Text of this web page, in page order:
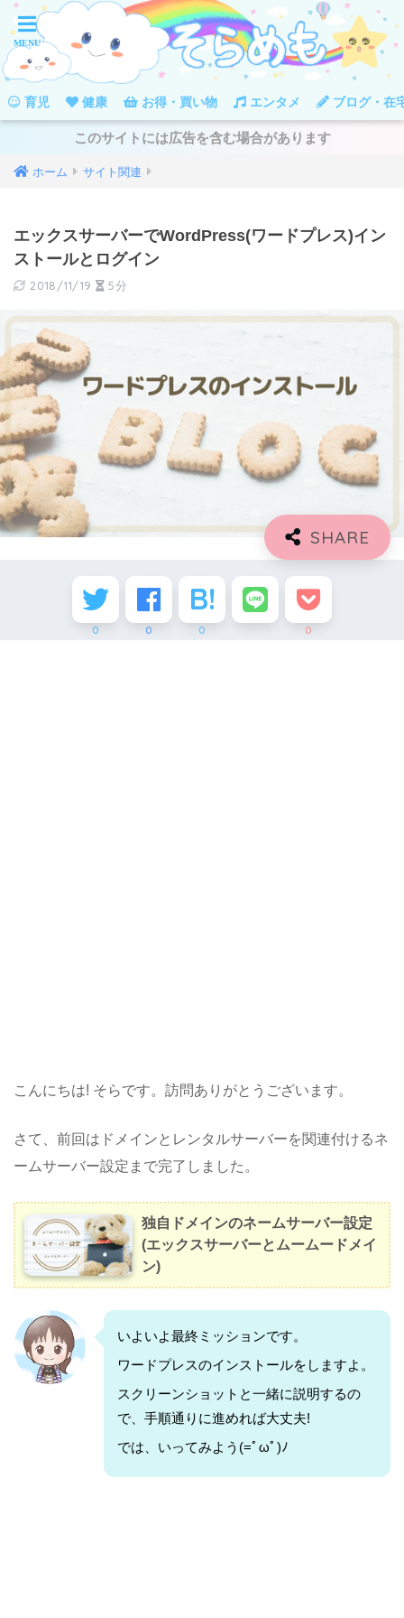
育児 健康 お得・買い物 エンタメ ブログ・在
このサイトには広告を含む場合があります
ホーム サイト関連
エックスサーバーでWordPress(ワードプレス)イン
ストールとログイン
2018/11/19 5分
0 0 0 0
こんにちは! そらです。訪問ありがとうございます。
さて、前回はドメインとレンタルサーバーを関連付けるネ
ームサーバー設定まで完了しました。
独自ドメインのネームサーバー設定
(エックスサーバーとムームードメイ
ン)
いよいよ最終ミッションです。
ワードプレスのインストールをしますよ。
スクリーンショットと一緒に説明するの
で、手順通りに進めれば大丈夫!
では、いってみよう(=ﾟωﾟ)ﾉ